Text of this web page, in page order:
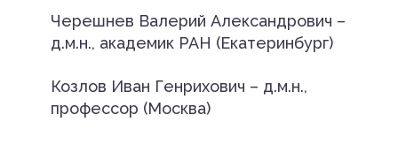
Черешнев Валерий Александрович –
д.м.н., академик РАН (Екатеринбург)
Козлов Иван Генрихович – д.м.н.,
профессор (Москва)